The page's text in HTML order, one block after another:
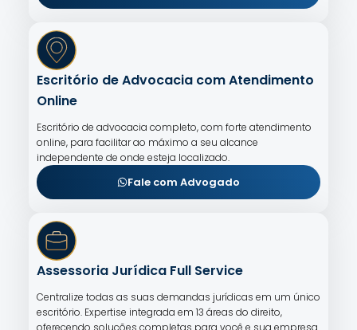
Escritório de Advocacia com Atendimento
Online
Escritório de advocacia completo, com forte atendimento
online, para facilitar ao máximo a seu alcance
independente de onde esteja localizado.
Fale com Advogado
Assessoria Jurídica Full Service
Centralize todas as suas demandas jurídicas em um único
escritório. Expertise integrada em 13 áreas do direito,
oferecendo soluções completas para você e sua empresa